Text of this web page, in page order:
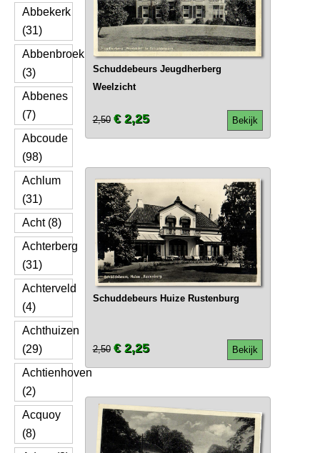
Abbekerk
(31)
Abbenbroek
(3)
Abbenes
(7)
Abcoude
(98)
Achlum
(31)
Acht (8)
Achterberg
(31)
Achterveld
(4)
Achthuizen
(29)
Achtienhoven
(2)
Acquoy
(8)
Schuddebeurs Jeugdherberg
Weelzicht
Bekijk
2,50 € 2,25
Schuddebeurs Huize Rustenburg
Bekijk
2,50 € 2,25